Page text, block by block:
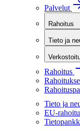
Palvelut
Rahoitus
Tieto ja
Rahoitus
Tieto ja
EU-